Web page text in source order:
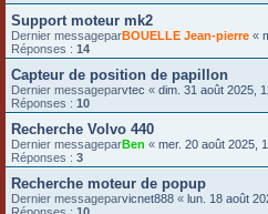
Support moteur mk2
Dernier messageparBOUELLE Jean-pierre «
Réponses : 14
Capteur de position de papillon
Dernier messageparvtec « dim. 31 août 2025,
Réponses : 10
Recherche Volvo 440
Dernier messageparBen « mer. 20 août 2025,
Réponses : 3
Recherche moteur de popup
Dernier messageparvicnet888 « lun. 18 août